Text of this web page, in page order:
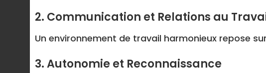
2. Communication et Relations au
Un environnement de travail harmonieux repose
3. Autonomie et Reconnaissance